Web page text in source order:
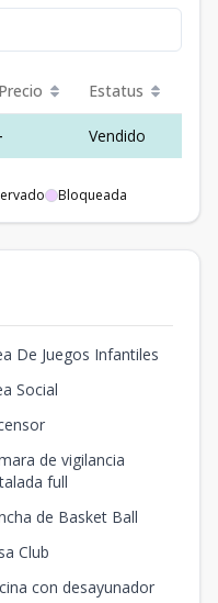
Precio Estatus
- Vendido
Bloqueada
De Juegos Infantiles
Social
de vigilancia
full
de Basket Ball
Club
con desayunador